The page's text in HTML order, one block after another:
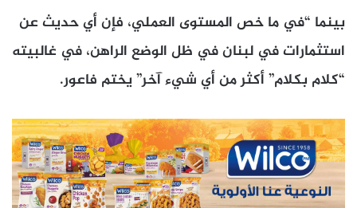
بينما “في ما خص المستوى العملي، فإن أي حديث عن
استثمارات في لبنان في ظل الوضع الراهن، في غالبيته
“كلام بكلام” أكثر من أي شيء آخر” يختم فاعور.